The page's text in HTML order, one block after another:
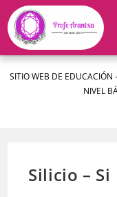
SITIO WEB DE
NIVEL
Silicio – Si